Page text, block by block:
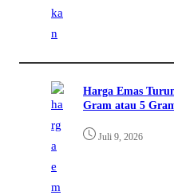
Harga Emas
Gram atau 5
Juli 9, 2026